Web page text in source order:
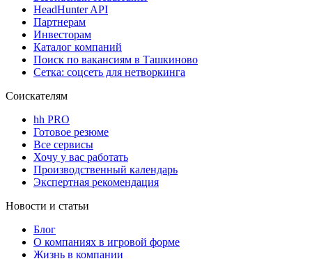
HeadHunter API
Партнерам
Инвесторам
Каталог компаний
Поиск по вакансиям в Ташкиново
Сетка: соцсеть для нетворкинга
Соискателям
hh PRO
Готовое резюме
Все сервисы
Хочу у вас работать
Производственный календарь
Экспертная рекомендация
Новости и статьи
Блог
О компаниях в игровой форме
Жизнь в компании